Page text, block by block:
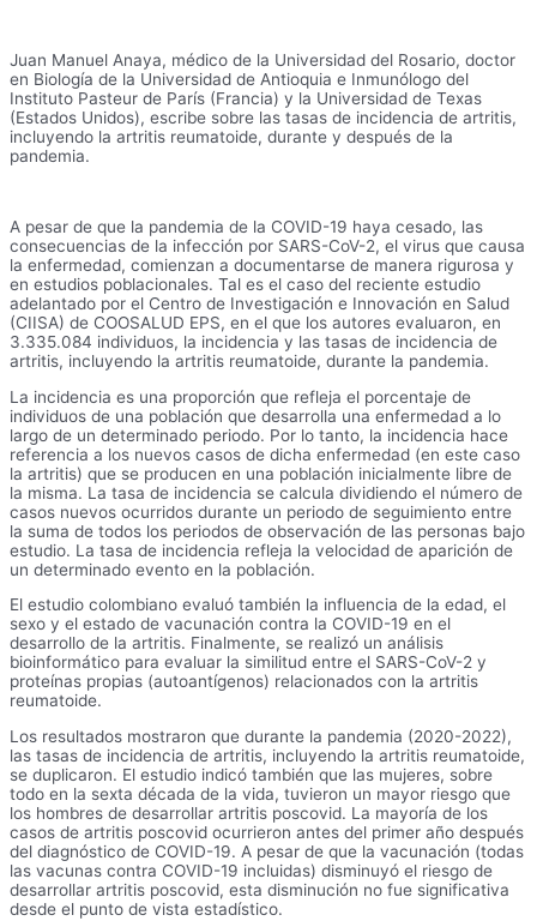
Juan Manuel Anaya, médico de la Universidad del Rosario, doctor
en Biología de la Universidad de Antioquia e Inmunólogo del
Instituto Pasteur de París (Francia) y la Universidad de Texas
(Estados Unidos), escribe sobre las tasas de incidencia de artritis,
incluyendo la artritis reumatoide, durante y después de la
pandemia.
A pesar de que la pandemia de la COVID-19 haya cesado, las
consecuencias de la infección por SARS-CoV-2, el virus que causa
la enfermedad, comienzan a documentarse de manera rigurosa y
en estudios poblacionales. Tal es el caso del reciente estudio
adelantado por el Centro de Investigación e Innovación en Salud
(CIISA) de COOSALUD EPS, en el que los autores evaluaron, en
3.335.084 individuos, la incidencia y las tasas de incidencia de
artritis, incluyendo la artritis reumatoide, durante la pandemia.
La incidencia es una proporción que refleja el porcentaje de
individuos de una población que desarrolla una enfermedad a lo
largo de un determinado periodo. Por lo tanto, la incidencia hace
referencia a los nuevos casos de dicha enfermedad (en este caso
la artritis) que se producen en una población inicialmente libre de
la misma. La tasa de incidencia se calcula dividiendo el número de
casos nuevos ocurridos durante un periodo de seguimiento entre
la suma de todos los periodos de observación de las personas bajo
estudio. La tasa de incidencia refleja la velocidad de aparición de
un determinado evento en la población.
El estudio colombiano evaluó también la influencia de la edad, el
sexo y el estado de vacunación contra la COVID-19 en el
desarrollo de la artritis. Finalmente, se realizó un análisis
bioinformático para evaluar la similitud entre el SARS-CoV-2 y
proteínas propias (autoantígenos) relacionados con la artritis
reumatoide.
Los resultados mostraron que durante la pandemia (2020-2022),
las tasas de incidencia de artritis, incluyendo la artritis reumatoide,
se duplicaron. El estudio indicó también que las mujeres, sobre
todo en la sexta década de la vida, tuvieron un mayor riesgo que
los hombres de desarrollar artritis poscovid. La mayoría de los
casos de artritis poscovid ocurrieron antes del primer año después
del diagnóstico de COVID-19. A pesar de que la vacunación (todas
las vacunas contra COVID-19 incluidas) disminuyó el riesgo de
desarrollar artritis poscovid, esta disminución no fue significativa
desde el punto de vista estadístico.